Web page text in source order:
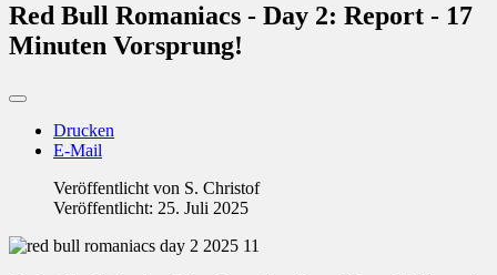
Red Bull Romaniacs - Day 2: Report - 17
Minuten Vorsprung!
Drucken
E-Mail
Veröffentlicht von S. Christof
Veröffentlicht: 25. Juli 2025